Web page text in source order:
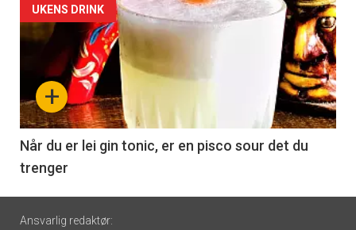
Forsiden
akkurat
nå
-
6
+
UKENS DRINK
Når du er lei gin tonic, er en pisco sour det du
trenger
Footer
Ansvarlig redaktør: